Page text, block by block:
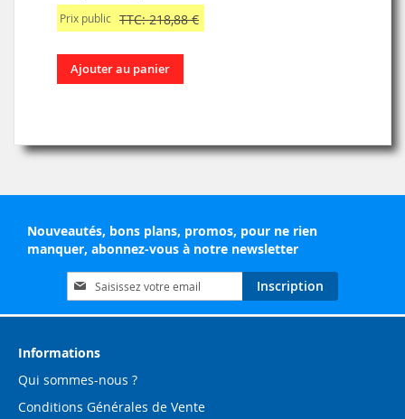
Prix public TTC: 218,88 €
Ajouter au panier
Nouveautés, bons plans, promos, pour ne rien
manquer, abonnez-vous à notre newsletter
Inscription
à
notre
d’information
Inscription
Informations
Qui sommes-nous ?
Conditions Générales de Vente